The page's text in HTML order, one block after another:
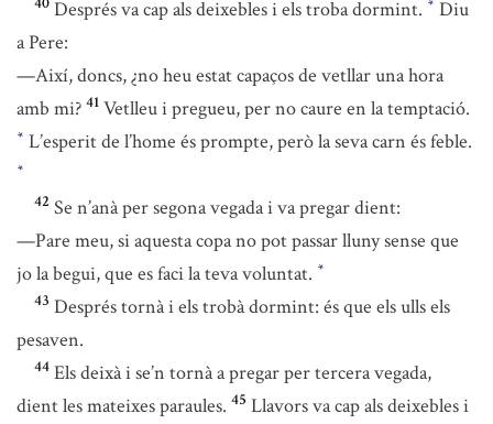
Després va cap als deixebles i els troba dormint. * Diu
a Pere:
—Així, doncs, ¿no heu estat capaços de vetllar una hora
amb mi? 41 Vetlleu i pregueu, per no caure en la temptació.
* L’esperit de l’home és prompte, però la seva carn és feble.
*
42 Se n’anà per segona vegada i va pregar dient:
—Pare meu, si aquesta copa no pot passar lluny sense que
jo la begui, que es faci la teva voluntat. *
43 Després tornà i els trobà dormint: és que els ulls els
pesaven.
44 Els deixà i se’n tornà a pregar per tercera vegada,
dient les mateixes paraules. 45 Llavors va cap als deixebles i